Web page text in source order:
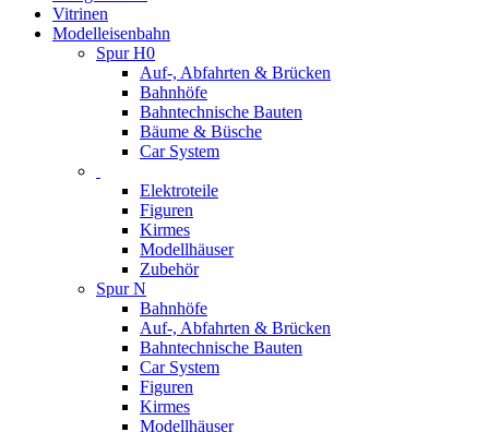
Vitrinen
Modelleisenbahn
Spur H0
Auf-, Abfahrten & Brücken
Bahnhöfe
Bahntechnische Bauten
Bäume & Büsche
Car System
Elektroteile
Figuren
Kirmes
Modellhäuser
Zubehör
Spur N
Bahnhöfe
Auf-, Abfahrten & Brücken
Bahntechnische Bauten
Car System
Figuren
Kirmes
Modellhäuser